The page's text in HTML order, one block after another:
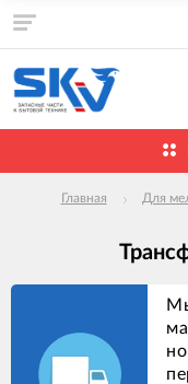
Главная Для